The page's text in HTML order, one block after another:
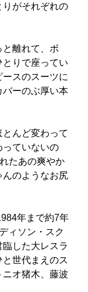
りがそれぞれの
離れて、ボ
りで座ってい
スのスーツに
バーのぶ厚い本
んど変わって
っていないの
たあの爽やか
んのようなお尻
年まで約7年
ィソン・スク
した大レスラ
世代まえのス
オ猪木、藤波